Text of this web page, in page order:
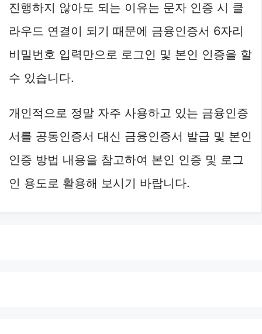
진행하지 않아도 되는 이유는 문자 인증 시 클
라우드 연결이 되기 때문에 금융인증서 6자리
비밀번호 입력만으로 로그인 및 본인 인증을 할
수 있습니다.
개인적으로 정말 자주 사용하고 있는 금융인증
서를 공동인증서 대신 금융인증서 발급 및 본인
인증 방법 내용을 참고하여 본인 인증 및 로그
인 용도로 활용해 보시기 바랍니다.